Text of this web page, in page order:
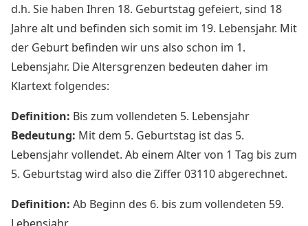
d.h. Sie haben Ihren 18. Geburtstag gefeiert, sind 18
Jahre alt und befinden sich somit im 19. Lebensjahr. Mit
der Geburt befinden wir uns also schon im 1.
Lebensjahr. Die Altersgrenzen bedeuten daher im
Klartext folgendes:
Definition: Bis zum vollendeten 5. Lebensjahr
Bedeutung: Mit dem 5. Geburtstag ist das 5.
Lebensjahr vollendet. Ab einem Alter von 1 Tag bis zum
5. Geburtstag wird also die Ziffer 03110 abgerechnet.
Definition: Ab Beginn des 6. bis zum vollendeten 59.